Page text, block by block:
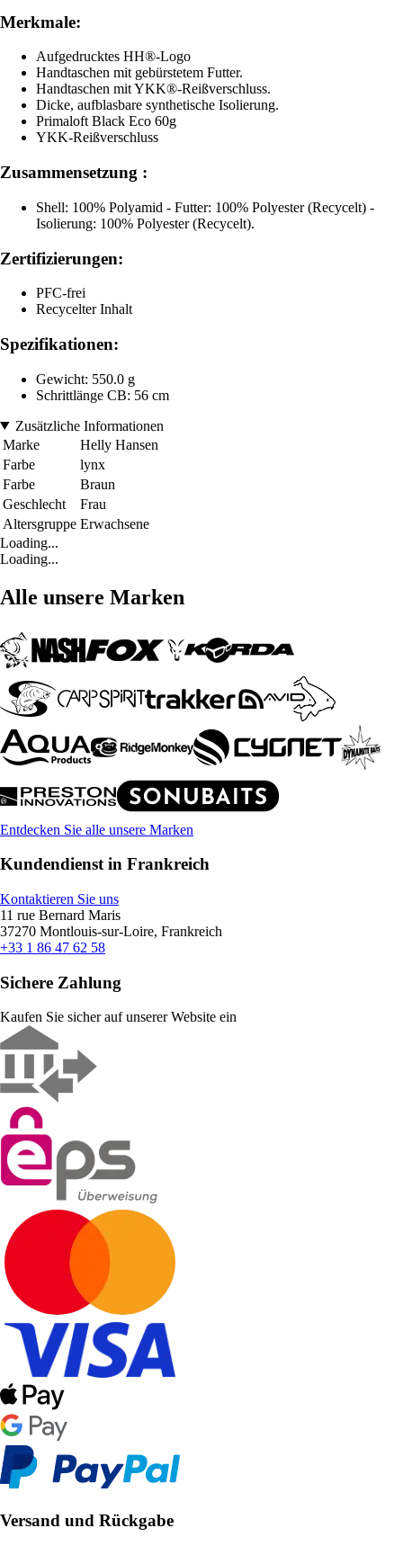
Merkmale:
Aufgedrucktes HH®-Logo
Handtaschen mit gebürstetem Futter.
Handtaschen mit YKK®-Reißverschluss.
Dicke, aufblasbare synthetische Isolierung.
Primaloft Black Eco 60g
YKK-Reißverschluss
Zusammensetzung :
Shell: 100% Polyamid - Futter: 100% Polyester (Recycelt) -
Isolierung: 100% Polyester (Recycelt).
Zertifizierungen:
PFC-frei
Recycelter Inhalt
Spezifikationen:
Gewicht: 550.0 g
Schrittlänge CB: 56 cm
Zusätzliche Informationen
Marke
Helly Hansen
Farbe
lynx
Farbe
Braun
Geschlecht
Frau
Altersgruppe Erwachsene
Loading...
Loading...
Alle unsere Marken
Entdecken Sie alle unsere Marken
Kundendienst in Frankreich
Kontaktieren Sie uns
11 rue Bernard Maris
37270 Montlouis-sur-Loire, Frankreich
+33 1 86 47 62 58
Sichere Zahlung
Kaufen Sie sicher auf unserer Website ein
Versand und Rückgabe